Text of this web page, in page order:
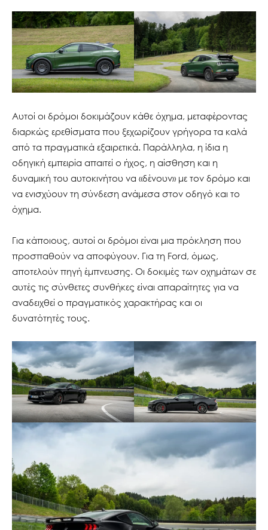
Αυτοί οι δρόμοι δοκιμάζουν κάθε όχημα, μεταφέροντας
διαρκώς ερεθίσματα που ξεχωρίζουν γρήγορα τα καλά
από τα πραγματικά εξαιρετικά. Παράλληλα, η ίδια η
οδηγική εμπειρία απαιτεί ο ήχος, η αίσθηση και η
δυναμική του αυτοκινήτου να «δένουν» με τον δρόμο και
να ενισχύουν τη σύνδεση ανάμεσα στον οδηγό και το
όχημα.
Για κάποιους, αυτοί οι δρόμοι είναι μια πρόκληση που
προσπαθούν να αποφύγουν. Για τη Ford, όμως,
αποτελούν πηγή έμπνευσης. Οι δοκιμές των οχημάτων σε
αυτές τις σύνθετες συνθήκες είναι απαραίτητες για να
αναδειχθεί ο πραγματικός χαρακτήρας και οι
δυνατότητές τους.